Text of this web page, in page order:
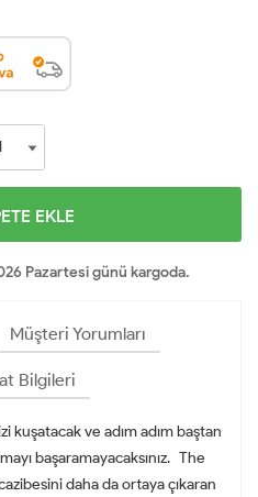
EKLE
Pazartesi günü kargoda.
Müşteri Yorumları
Bilgileri
kuşatacak ve adım adım baştan
başaramayacaksınız. The
daha da ortaya çıkaran